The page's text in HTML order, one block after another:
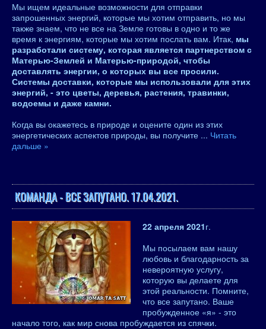
Мы ищем идеальные возможности для отправки
запрошенных энергий, которые мы хотим отправить, но мы
также знаем, что не все на Земле готовы в одно и то же
время к энергиям, которые мы хотим послать вам. Итак, мы
разработали систему, которая является партнерством с
Матерью-Землей и Матерью-природой, чтобы
доставлять энергии, о которых вы все просили.
Системы доставки, которые мы использовали для этих
энергий, - это цветы, деревья, растения, травинки,
водоемы и даже камни.
Когда вы окажетесь в природе и оцените один из этих
энергетических аспектов природы, вы получите ... Читать
дальше »
КОМАНДА - ВСЕ ЗАПУТАНО. 17.04.2021.
22 апреля 2021г.
Мы посылаем вам нашу
любовь и благодарность за
невероятную услугу,
которую вы делаете для
этой реальности. Помните,
что все запутано. Ваше
пробужденное «я» - это
начало того, как мир снова пробуждается из спячки.